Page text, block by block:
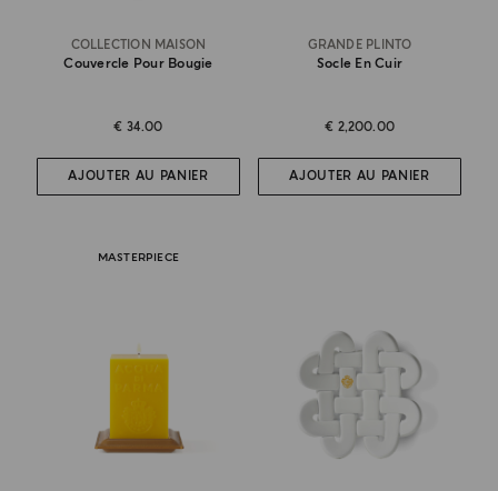
COLLECTION MAISON
Couvercle Pour Bougie
€ 34.00
AJOUTER AU PANIER
GRANDE PLINTO
Socle En Cuir
€ 2,200.00
AJOUTER AU PANIER
MASTERPIECE